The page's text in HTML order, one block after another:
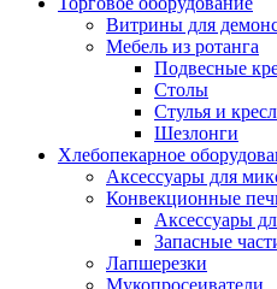
Витрины для
Мебель из ротанга
Подвесные
Столы
Стулья и
Шезлонги
Хлебопекарное
Аксессуары для
Конвекционные
Аксессуары
Запасные
Лапшерезки
Мукопросеиватели